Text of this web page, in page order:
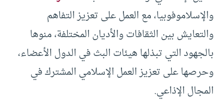
والإسلاموفوبيا، مع العمل على تعزيز التفاهم
والتعايش بين الثقافات والأديان المختلفة، منوها
بالجهود التي تبذلها هيئات البث في الدول الأعضاء،
وحرصها على تعزيز العمل الإسلامي المشترك في
المجال الإذاعي.